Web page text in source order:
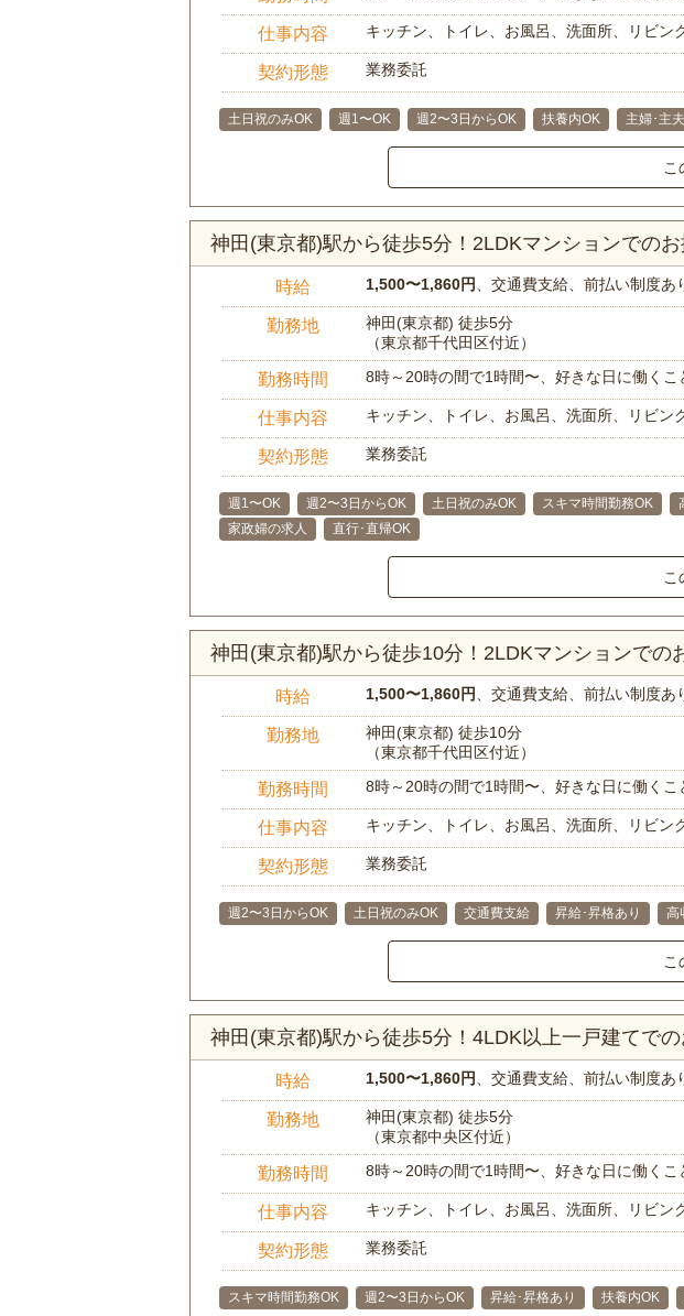
仕事内容 キッチン、トイレ、お風呂、洗面所、リビン
契約形態 業務委託
土日祝のみOK 週1〜OK 週2〜3日からOK 扶養内OK 主婦･主
こ
神田(東京都)駅から徒歩5分！2LDKマンションでの
時給 1,500〜1,860円 、交通費支給、前払い制度あ
勤務地
神田(東京都) 徒歩5分
（東京都千代田区付近）
勤務時間 8時～20時の間で1時間〜、好きな日に働く
仕事内容 キッチン、トイレ、お風呂、洗面所、リビン
契約形態 業務委託
週1〜OK 週2〜3日からOK 土日祝のみOK スキマ時間勤務OK
家政婦の求人
直行･直帰OK
こ
神田(東京都)駅から徒歩10分！2LDKマンションでの
時給 1,500〜1,860円 、交通費支給、前払い制度あ
勤務地
神田(東京都) 徒歩10分
（東京都千代田区付近）
勤務時間 8時～20時の間で1時間〜、好きな日に働く
仕事内容 キッチン、トイレ、お風呂、洗面所、リビン
契約形態 業務委託
週2〜3日からOK 土日祝のみOK 交通費支給 昇給･昇格あり 高
こ
神田(東京都)駅から徒歩5分！4LDK以上一戸建てで
時給 1,500〜1,860円 、交通費支給、前払い制度あ
勤務地
神田(東京都) 徒歩5分
（東京都中央区付近）
勤務時間 8時～20時の間で1時間〜、好きな日に働く
仕事内容 キッチン、トイレ、お風呂、洗面所、リビン
契約形態 業務委託
スキマ時間勤務OK 週2〜3日からOK 昇給･昇格あり 扶養内OK